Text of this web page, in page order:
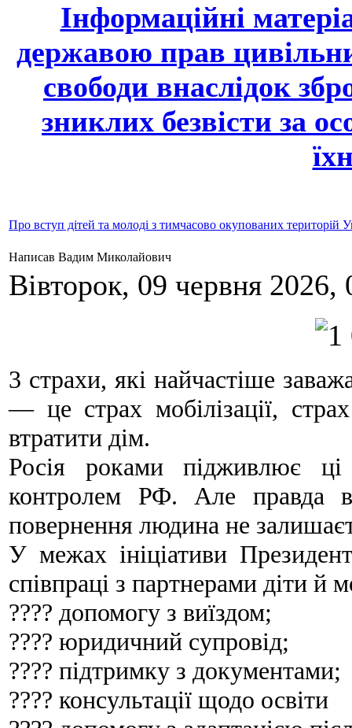
Інформаційні
державою прав
свободи внаслідок
зниклих безвісти за
Про вступ дітей та молоді з тимчасово окупованих територій
Написав Вадим Миколайович
Вівторок, 09 червня 2026,
3 страхи, які найчастіше
— це страх мобілізації,
втратити дім.
Росія роками підживлює
контролем РФ. Але правда
повернення людина не
У межах ініціативи
співпраці з партнерами діти й
???? допомогу з виїздом;
???? юридичний супровід;
???? підтримку з документами;
???? консультації щодо освіти